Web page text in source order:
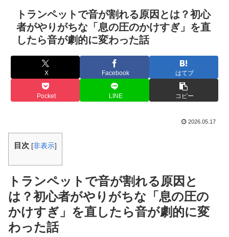
トランペットで音が割れる原因とは？初心
者がやりがちな「息の圧のかけすぎ」を直
したら音が劇的に変わった話
X Facebook はてブ
Pocket LINE コピー
2026.05.17
目次 [非表示]
トランペットで音が割れる原因と
は？初心者がやりがちな「息の圧の
かけすぎ」を直したら音が劇的に変
わった話